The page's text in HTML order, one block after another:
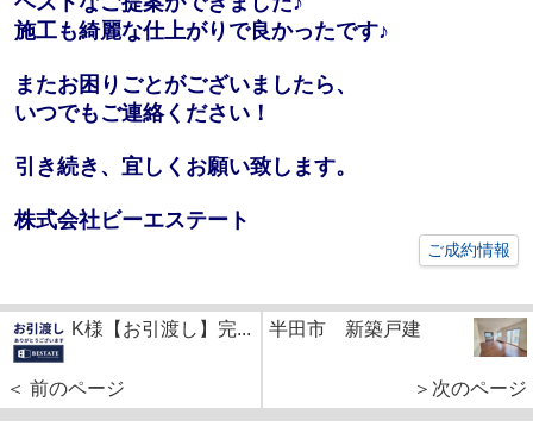
施工も綺麗な仕上がりで良かったです♪
またお困りごとがございましたら、
いつでもご連絡ください！
引き続き、宜しくお願い致します。
株式会社ビーエステート
ご成約情報
K様【お引渡し】完...
＜ 前のページ
半田市 新築戸建
＞次のページ